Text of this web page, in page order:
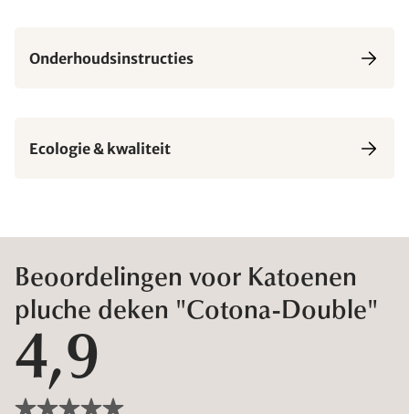
Onderhoudsinstructies
Ecologie & kwaliteit
Beoordelingen voor Katoenen
pluche deken "Cotona-Double"
4,9